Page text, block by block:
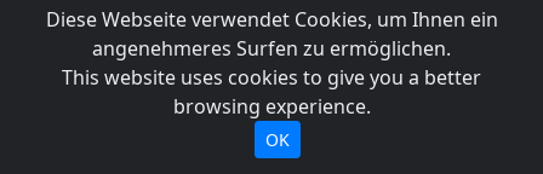
Diese Webseite verwendet Cookies, um Ihnen ein
angenehmeres Surfen zu ermöglichen.
This website uses cookies to give you a better
browsing experience.
OK